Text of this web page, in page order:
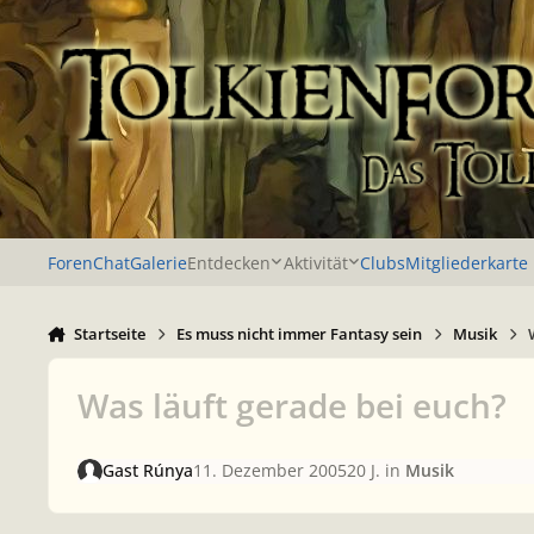
Zu Inhalt springen
ForenChatGalerieEntdecken Aktivität ClubsMitgliederkarte
Startseite Es muss nicht immer Fantasy sein Musik
Was läuft gerade bei euch?
Gast Rúnya11. Dezember 200520 J. in Musik